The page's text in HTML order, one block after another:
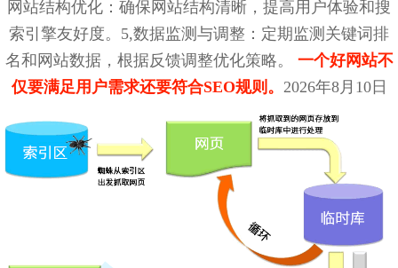
网站结构优化：确保网站结构清晰，提高用户体验和搜
索引擎友好度。5,数据监测与调整：定期监测关键词排
名和网站数据，根据反馈调整优化策略。 一个好网站不
仅要满足用户需求还要符合SEO规则。 2026年8月10日